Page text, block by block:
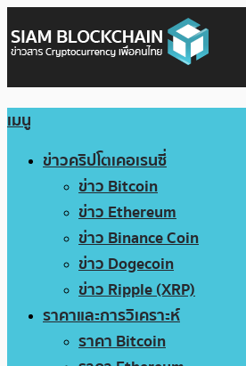
เมนู
ข่าวคริปโตเคอเรนซี่
ข่าว Bitcoin
ข่าว Ethereum
ข่าว Binance Coin
ข่าว Dogecoin
ข่าว Ripple (XRP)
ราคาและการวิเคราะห์
ราคา Bitcoin